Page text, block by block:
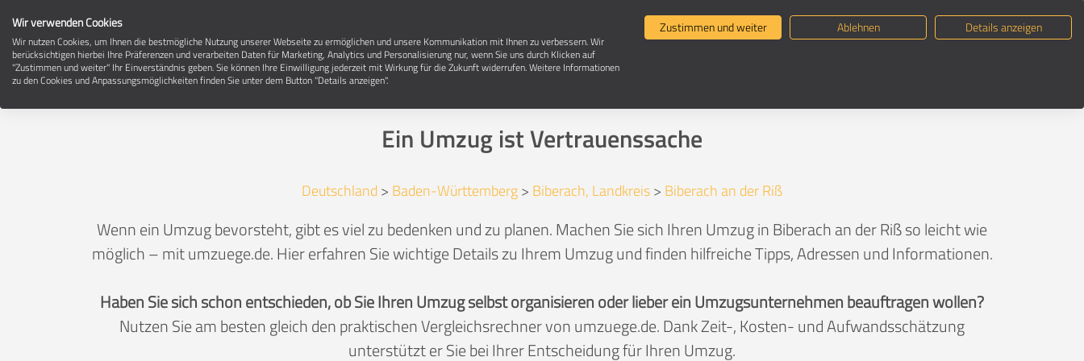
Umzugsunternehmen suchen Umzugsratgeber
Umzug in 88400 Biberach an der Riß
Ein Umzug ist Vertrauenssache
Deutschland > Baden-Württemberg> Biberach, Landkreis> Biberach an der Riß
Wenn ein Umzug bevorsteht, gibt es viel zu bedenken und zu planen. Machen Sie sich Ihren Umzug in Biberach an der Riß so leicht wie
möglich – mit umzuege.de. Hier erfahren Sie wichtige Details zu Ihrem Umzug und finden hilfreiche Tipps, Adressen und Informationen.
Haben Sie sich schon entschieden, ob Sie Ihren Umzug selbst organisieren oder lieber ein Umzugsunternehmen beauftragen wollen?
Nutzen Sie am besten gleich den praktischen Vergleichsrechner von umzuege.de. Dank Zeit-, Kosten- und Aufwandsschätzung
unterstützt er Sie bei Ihrer Entscheidung für Ihren Umzug.
Wir verwenden Cookies
Wir nutzen Cookies, um Ihnen die bestmögliche Nutzung unserer Webseite zu ermöglichen und unsere Kommunikation mit Ihnen zu verbessern. Wir
berücksichtigen hierbei Ihre Präferenzen und verarbeiten Daten für Marketing, Analytics und Personalisierung nur, wenn Sie uns durch Klicken auf
"Zustimmen und weiter" Ihr Einverständnis geben. Sie können Ihre Einwilligung jederzeit mit Wirkung für die Zukunft widerrufen. Weitere Informationen
zu den Cookies und Anpassungsmöglichkeiten finden Sie unter dem Button "Details anzeigen".
Zustimmen und weiter Ablehnen Details anzeigen